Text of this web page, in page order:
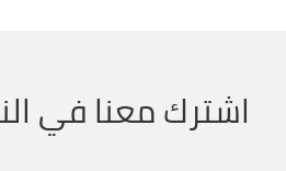
اشترك معنا في